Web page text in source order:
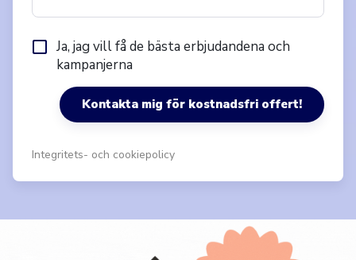
Ja, jag vill få de bästa erbjudandena och
kampanjerna
Kontakta mig för kostnadsfri offert!
Integritets- och cookiepolicy